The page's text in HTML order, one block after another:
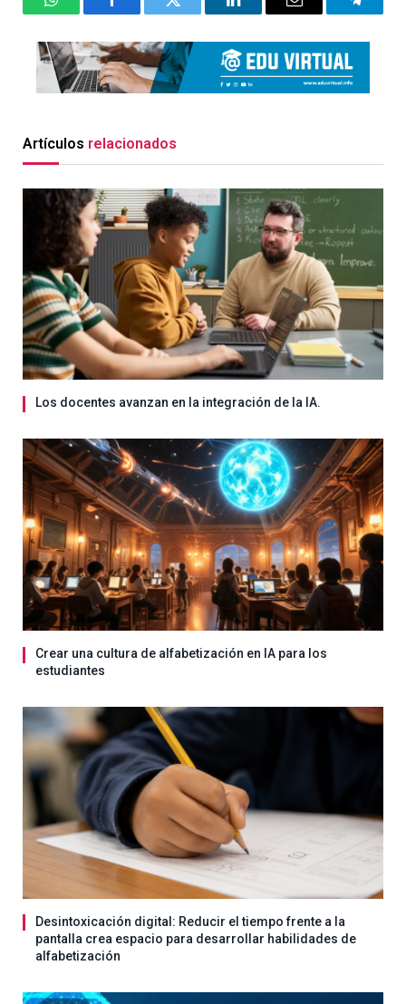
WhatsAppFacebookTwitter LinkedInEmail
Artículos relacionados
Los docentes avanzan en la integración de la IA.
Crear una cultura de alfabetización en IA para los
estudiantes
Desintoxicación digital: Reducir el tiempo frente a la
pantalla crea espacio para desarrollar habilidades de
alfabetización